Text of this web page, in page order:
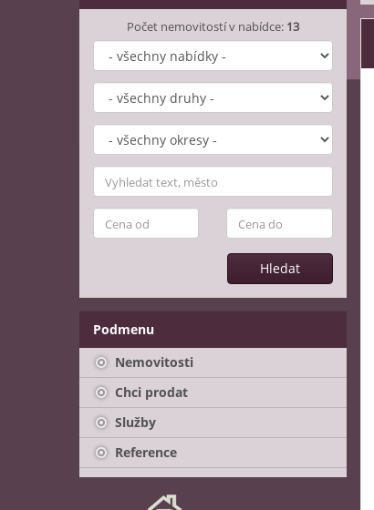
Počet nemovitostí v nabídce: 13
Hledat
Podmenu
Nemovitosti
Chci prodat
Služby
Reference